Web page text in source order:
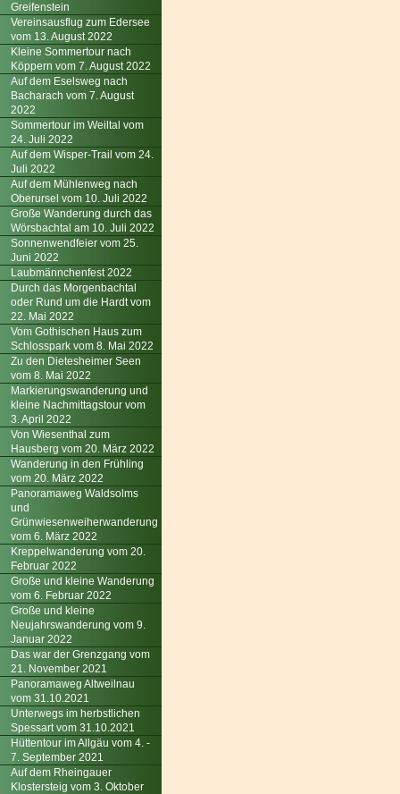
Greifenstein
Vereinsausflug zum Edersee
vom 13. August 2022
Kleine Sommertour nach
Köppern vom 7. August 2022
Auf dem Eselsweg nach
Bacharach vom 7. August
2022
Sommertour im Weiltal vom
24. Juli 2022
Auf dem Wisper-Trail vom 24.
Juli 2022
Auf dem Mühlenweg nach
Oberursel vom 10. Juli 2022
Große Wanderung durch das
Wörsbachtal am 10. Juli 2022
Sonnenwendfeier vom 25.
Juni 2022
Laubmännchenfest 2022
Durch das Morgenbachtal
oder Rund um die Hardt vom
22. Mai 2022
Vom Gothischen Haus zum
Schlosspark vom 8. Mai 2022
Zu den Dietesheimer Seen
vom 8. Mai 2022
Markierungswanderung und
kleine Nachmittagstour vom
3. April 2022
Von Wiesenthal zum
Hausberg vom 20. März 2022
Wanderung in den Frühling
vom 20. März 2022
Panoramaweg Waldsolms
und
Grünwiesenweiherwanderung
vom 6. März 2022
Kreppelwanderung vom 20.
Februar 2022
Große und kleine Wanderung
vom 6. Februar 2022
Große und kleine
Neujahrswanderung vom 9.
Januar 2022
Das war der Grenzgang vom
21. November 2021
Panoramaweg Altweilnau
vom 31.10.2021
Unterwegs im herbstlichen
Spessart vom 31.10.2021
Hüttentour im Allgäu vom 4. -
7. September 2021
Auf dem Rheingauer
Klostersteig vom 3. Oktober